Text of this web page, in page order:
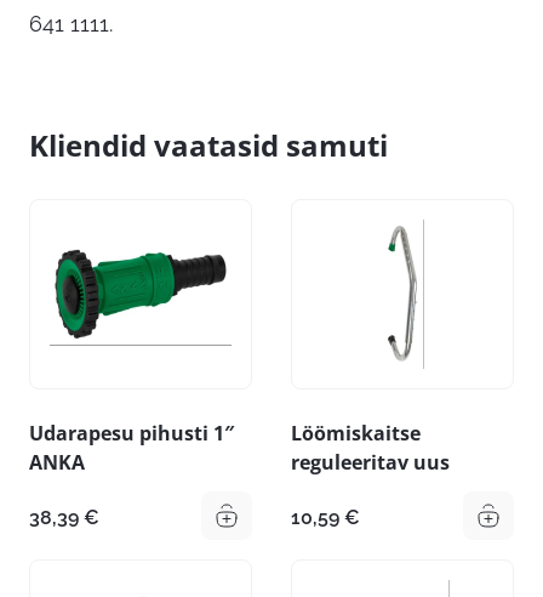
641 1111.
Kliendid vaatasid samuti
Udarapesu pihusti 1″
ANKA
38,39 €
Löömiskaitse
reguleeritav uus
10,59 €